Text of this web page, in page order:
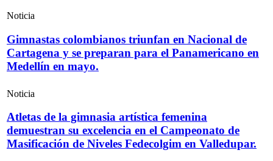
Noticia
Gimnastas colombianos triunfan en Nacional de
Cartagena y se preparan para el Panamericano en
Medellín en mayo.
Noticia
Atletas de la gimnasia artística femenina
demuestran su excelencia en el Campeonato de
Masificación de Niveles Fedecolgim en Valledupar.